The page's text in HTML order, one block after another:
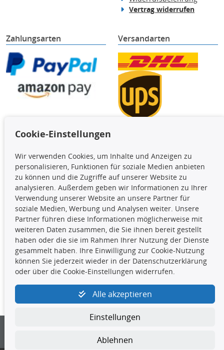
Vertrag widerrufen
Zahlungsarten Versandarten
Die hier angezeigten Daten,
insbesondere die gesamte Datenbank,
dürfen nicht kopiert werden. Es ist zu
unterlassen, die Daten oder die gesamte Datenbank ohne
vorherige Zustimmung TecDocs zu vervielfältigen, zu
verbreiten und/oder diese Handlungen durch Dritte ausführen
zu lassen. Ein Zuwiderhandeln stellt eine
Urheberrechtsverletzung dar und wird verfolgt.
Kontakt
kundenservice@4yourcar.de
Cookie-Einstellungen
Wir verwenden Cookies, um Inhalte und Anzeigen zu
personalisieren, Funktionen für soziale Medien anbieten
zu können und die Zugriffe auf unserer Website zu
analysieren. Außerdem geben wir Informationen zu Ihrer
Verwendung unserer Website an unsere Partner für
soziale Medien, Werbung und Analysen weiter. Unsere
Partner führen diese Informationen möglicherweise mit
weiteren Daten zusammen, die Sie ihnen bereit gestellt
haben oder die sie im Rahmen Ihrer Nutzung der Dienste
gesammelt haben. Ihre Einwilligung zur Cookie-Nutzung
können Sie jederzeit wieder in der Datenschutzerklärung
oder über die Cookie-Einstellungen widerrufen.
Alle akzeptieren
Einstellungen
Ablehnen